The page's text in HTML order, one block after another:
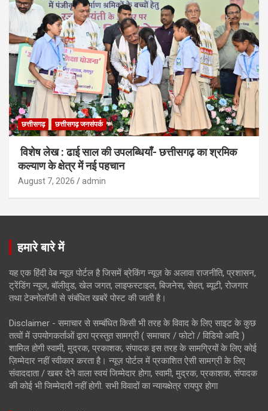
छत्तीसगढ़ छत्तीसगढ़ जनसंपर्क
विशेष लेख : ढाई साल की उपलब्धियाँ- छत्तीसगढ़ का श्रमिक
कल्याण के क्षेत्र में नई पहचान
August 7, 2026 admin
हमारे बारे में
यह एक हिंदी वेब न्यूज़ पोर्टल है जिसमें ब्रेकिंग न्यूज़ के अलावा राजनीति, प्रशासन,
ट्रेंडिंग न्यूज, बॉलीवुड, खेल जगत, लाइफस्टाइल, बिजनेस, सेहत, ब्यूटी, रोजगार
तथा टेक्नोलॉजी से संबंधित खबरें पोस्ट की जाती है।
Disclaimer - समाचार से सम्बंधित किसी भी तरह के विवाद के लिए साइट के कुछ
तत्वों में उपयोगकर्ताओं द्वारा प्रस्तुत सामग्री ( समाचार / फोटो / विडियो आदि )
शामिल होगी स्वामी, मुद्रक, प्रकाशक, संपादक इस तरह के सामग्रियों के लिए कोई
ज़िम्मेदार नहीं स्वीकार करता है। न्यूज़ पोर्टल में प्रकाशित ऐसी सामग्री के लिए
संवाददाता / खबर देने वाला स्वयं जिम्मेदार होगा, स्वामी, मुद्रक, प्रकाशक, संपादक
की कोई भी जिम्मेदारी नहीं होगी. सभी विवादों का न्यायक्षेत्र रायपुर होगा